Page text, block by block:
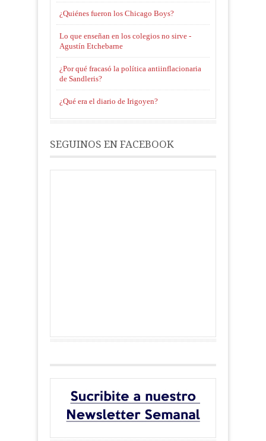
¿Quiénes fueron los Chicago Boys?
Lo que enseñan en los colegios no sirve -
Agustín Etchebarne
¿Por qué fracasó la política antiinflacionaria
de Sandleris?
¿Qué era el diario de Irigoyen?
SEGUINOS EN FACEBOOK